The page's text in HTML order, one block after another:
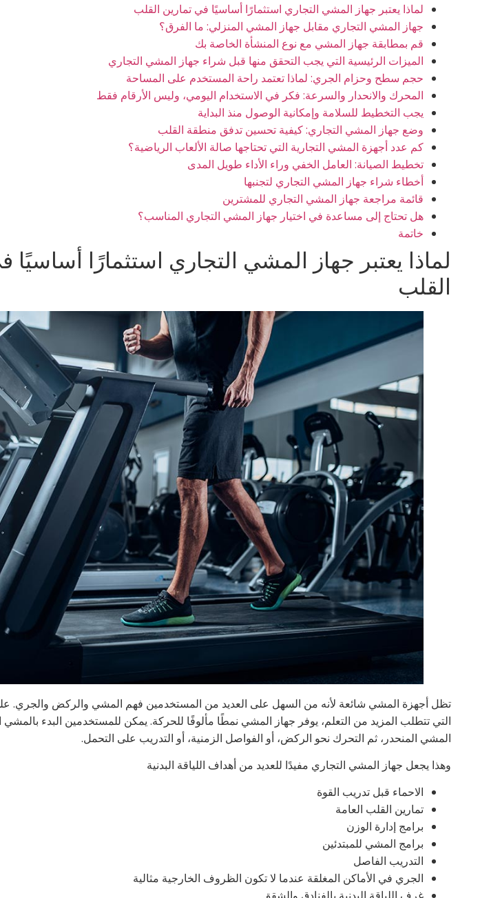
لماذا يعتبر جهاز المشي التجاري استثمارًا أساسيًا في تمارين القلب
جهاز المشي التجاري مقابل جهاز المشي المنزلي: ما الفرق؟
قم بمطابقة جهاز المشي مع نوع المنشأة الخاصة بك
الميزات الرئيسية التي يجب التحقق منها قبل شراء جهاز المشي التجاري
حجم سطح وحزام الجري: لماذا تعتمد راحة المستخدم على المساحة
المحرك والانحدار والسرعة: فكر في الاستخدام اليومي، وليس الأرقام فقط
يجب التخطيط للسلامة وإمكانية الوصول منذ البداية
وضع جهاز المشي التجاري: كيفية تحسين تدفق منطقة القلب
كم عدد أجهزة المشي التجارية التي تحتاجها صالة الألعاب الرياضية؟
تخطيط الصيانة: العامل الخفي وراء الأداء طويل المدى
أخطاء شراء جهاز المشي التجاري لتجنبها
قائمة مراجعة جهاز المشي التجاري للمشترين
هل تحتاج إلى مساعدة في اختيار جهاز المشي التجاري المناسب؟
خاتمة
لماذا يعتبر جهاز المشي التجاري استثمارًا أساسيًا
القلب
تظل أجهزة المشي شائعة لأنه من السهل على العديد من المستخدمين فهم المشي والركض والجري.
التي تتطلب المزيد من التعلم، يوفر جهاز المشي نمطًا مألوفًا للحركة. يمكن للمستخدمين البدء بالمشي
المشي المنحدر، ثم التحرك نحو الركض، أو الفواصل الزمنية، أو التدريب على التحمل.
وهذا يجعل جهاز المشي التجاري مفيدًا للعديد من أهداف اللياقة البدنية
الاحماء قبل تدريب القوة
تمارين القلب العامة
برامج إدارة الوزن
برامج المشي للمبتدئين
التدريب الفاصل
الجري في الأماكن المغلقة عندما لا تكون الظروف الخارجية مثالية